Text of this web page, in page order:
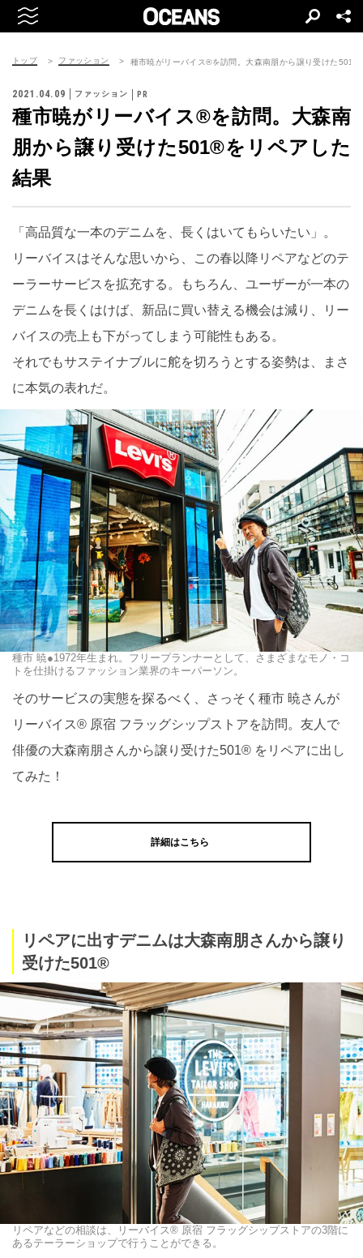
トップ ファッション 種市暁がリーバイス®を訪問。大森南朋から譲り受けた501®
2021.04.09 ファッション
種市暁がリーバイス®を訪問。大森南
朋から譲り受けた501®をリペアした
結果
「高品質な一本のデニムを、長くはいてもらいたい」。
リーバイスはそんな思いから、この春以降リペアなどのテ
ーラーサービスを拡充する。もちろん、ユーザーが一本の
デニムを長くはけば、新品に買い替える機会は減り、リー
バイスの売上も下がってしまう可能性もある。
それでもサステイナブルに舵を切ろうとする姿勢は、まさ
に本気の表れだ。
種市 暁●1972年生まれ。フリープランナーとして、さまざまなモノ・コ
トを仕掛けるファッション業界のキーパーソン。
そのサービスの実態を探るべく、さっそく種市 暁さんが
リーバイス® 原宿 フラッグシップストアを訪問。友人で
俳優の大森南朋さんから譲り受けた501® をリペアに出し
てみた！
詳細はこちら
リペアに出すデニムは大森南朋さんから譲り
受けた501®
リペアなどの相談は、リーバイス® 原宿 フラッグシップストアの3階に
あるテーラーショップで行うことができる。